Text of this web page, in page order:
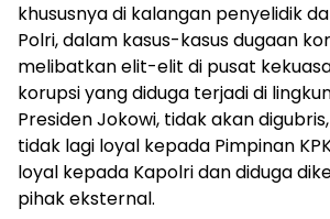
khususnya di kalangan penyelidik
Polri, dalam kasus-kasus dugaan
melibatkan elit-elit di pusat
korupsi yang diduga terjadi di
Presiden Jokowi, tidak akan
tidak lagi loyal kepada Pimpinan
loyal kepada Kapolri dan diduga
pihak eksternal.